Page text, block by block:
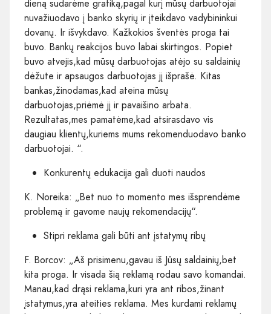
dieną sudarėme grafiką,pagal kurį mūsų darbuotojai
nuvažiuodavo į banko skyrių ir įteikdavo vadybininkui
dovanų. Ir išvykdavo. Kažkokios šventės proga tai
buvo. Bankų reakcijos buvo labai skirtingos. Popiet
buvo atvejis,kad mūsų darbuotojas atėjo su saldainių
dėžute ir apsaugos darbuotojas jį išprašė. Kitas
bankas,žinodamas,kad ateina mūsų
darbuotojas,priėmė jį ir pavaišino arbata.
Rezultatas,mes pamatėme,kad atsirasdavo vis
daugiau klientų,kuriems mums rekomenduodavo banko
darbuotojai. “.
Konkurentų edukacija gali duoti naudos
K. Noreika: „Bet nuo to momento mes išsprendėme
problemą ir gavome naujų rekomendacijų“.
Stipri reklama gali būti ant įstatymų ribų
F. Borcov: „Aš prisimenu,gavau iš Jūsų saldainių,bet
kita proga. Ir visada šią reklamą rodau savo komandai.
Manau,kad drąsi reklama,kuri yra ant ribos,žinant
įstatymus,yra ateities reklama. Mes kurdami reklamų